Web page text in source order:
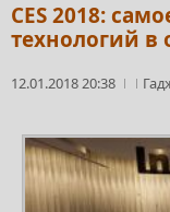
CES 2018:
технологий в
12.01.2018 20:38